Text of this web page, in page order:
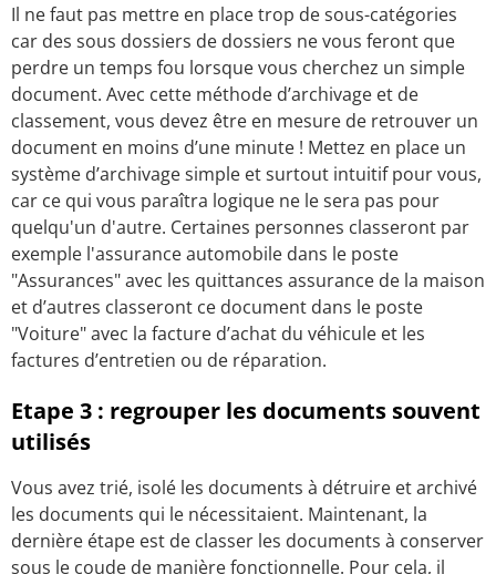
Il ne faut pas mettre en place trop de sous-catégories
car des sous dossiers de dossiers ne vous feront que
perdre un temps fou lorsque vous cherchez un simple
document. Avec cette méthode d’archivage et de
classement, vous devez être en mesure de retrouver un
document en moins d’une minute ! Mettez en place un
système d’archivage simple et surtout intuitif pour vous,
car ce qui vous paraîtra logique ne le sera pas pour
quelqu'un d'autre. Certaines personnes classeront par
exemple l'assurance automobile dans le poste
"Assurances" avec les quittances assurance de la maison
et d’autres classeront ce document dans le poste
"Voiture" avec la facture d’achat du véhicule et les
factures d’entretien ou de réparation.
Etape 3 : regrouper les documents souvent
utilisés
Vous avez trié, isolé les documents à détruire et archivé
les documents qui le nécessitaient. Maintenant, la
dernière étape est de classer les documents à conserver
sous le coude de manière fonctionnelle. Pour cela, il